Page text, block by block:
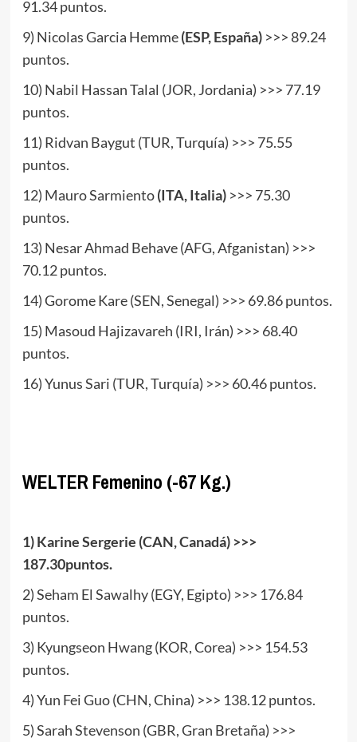
91.34 puntos.
9) Nicolas Garcia Hemme(ESP, España) >>> 89.24
puntos.
10) Nabil Hassan Talal (JOR, Jordania) >>> 77.19
puntos.
11) Ridvan Baygut (TUR, Turquía) >>> 75.55
puntos.
12) Mauro Sarmiento(ITA, Italia)>>> 75.30
puntos.
13) Nesar Ahmad Behave (AFG, Afganistan) >>>
70.12 puntos.
14) Gorome Kare (SEN, Senegal) >>> 69.86 puntos.
15) Masoud Hajizavareh (IRI, Irán) >>> 68.40
puntos.
16) Yunus Sari (TUR, Turquía) >>> 60.46 puntos.
WELTER Femenino (-67 Kg.)
1) Karine Sergerie (CAN, Canadá) >>>
187.30puntos.
2) Seham El Sawalhy (EGY, Egipto) >>> 176.84
puntos.
3) Kyungseon Hwang (KOR, Corea) >>> 154.53
puntos.
4) Yun Fei Guo (CHN, China) >>> 138.12 puntos.
5) Sarah Stevenson (GBR, Gran Bretaña) >>>